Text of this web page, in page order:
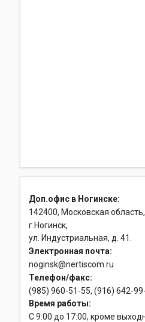
Доп.офис в Ногинске:
142400, Московская область,
г.Ногинск,
ул. Индустриальная, д. 41.
Электронная почта:
noginsk@nertiscom.ru
Телефон/факс:
(985) 960-51-55, (916) 642-
Время работы:
С 9:00 до 17:00, кроме